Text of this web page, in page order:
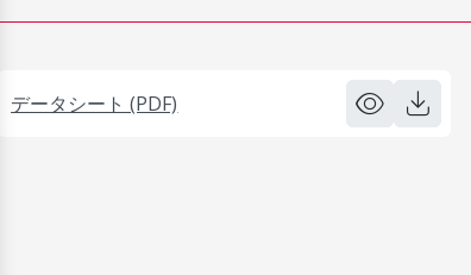
データシート (PDF)